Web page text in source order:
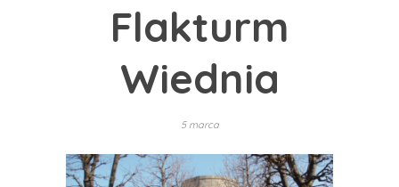
Flakturm
Wiednia
5 marca